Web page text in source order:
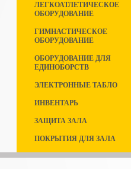
ЛЕГКОАТЛЕТИЧЕСКОЕ
ОБОРУДОВАНИЕ
ГИМНАСТИЧЕСКОЕ
ОБОРУДОВАНИЕ
ОБОРУДОВАНИЕ ДЛЯ
ЕДИНОБОРСТВ
ЭЛЕКТРОННЫЕ ТАБЛО
ИНВЕНТАРЬ
ЗАЩИТА ЗАЛА
ПОКРЫТИЯ ДЛЯ ЗАЛА